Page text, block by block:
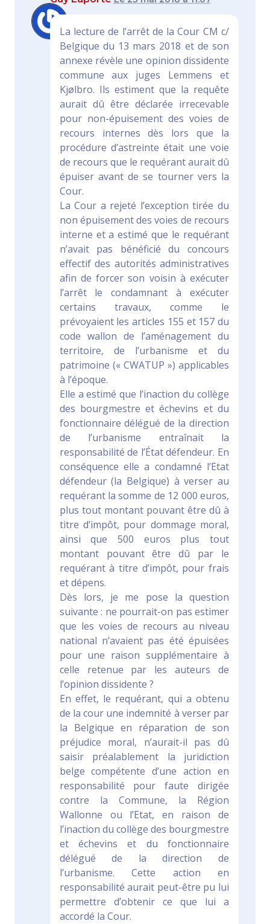
La lecture de l’arrêt de la Cour CM c/
Belgique du 13 mars 2018 et de son
annexe révèle une opinion dissidente
commune aux juges Lemmens et
Kjølbro. Ils estiment que la requête
aurait dû être déclarée irrecevable
pour non-épuisement des voies de
recours internes dès lors que la
procédure d’astreinte était une voie
de recours que le requérant aurait dû
épuiser avant de se tourner vers la
Cour.
La Cour a rejeté l’exception tirée du
non épuisement des voies de recours
interne et a estimé que le requérant
n’avait pas bénéficié du concours
effectif des autorités administratives
afin de forcer son voisin à exécuter
l’arrêt le condamnant à exécuter
certains travaux, comme le
prévoyaient les articles 155 et 157 du
code wallon de l’aménagement du
territoire, de l’urbanisme et du
patrimoine (« CWATUP ») applicables
à l’époque.
Elle a estimé que l’inaction du collège
des bourgmestre et échevins et du
fonctionnaire délégué de la direction
de l’urbanisme entraînait la
responsabilité de l’État défendeur. En
conséquence elle a condamné l’Etat
défendeur (la Belgique) à verser au
requérant la somme de 12 000 euros,
plus tout montant pouvant être dû à
titre d’impôt, pour dommage moral,
ainsi que 500 euros plus tout
montant pouvant être dû par le
requérant à titre d’impôt, pour frais
et dépens.
Dès lors, je me pose la question
suivante : ne pourrait-on pas estimer
que les voies de recours au niveau
national n’avaient pas été épuisées
pour une raison supplémentaire à
celle retenue par les auteurs de
l’opinion dissidente ?
En effet, le requérant, qui a obtenu
de la cour une indemnité à verser par
la Belgique en réparation de son
préjudice moral, n’aurait-il pas dû
saisir préalablement la juridiction
belge compétente d’une action en
responsabilité pour faute dirigée
contre la Commune, la Région
Wallonne ou l’Etat, en raison de
l’inaction du collège des bourgmestre
et échevins et du fonctionnaire
délégué de la direction de
l’urbanisme. Cette action en
responsabilité aurait peut-être pu lui
permettre d’obtenir ce que lui a
accordé la Cour.